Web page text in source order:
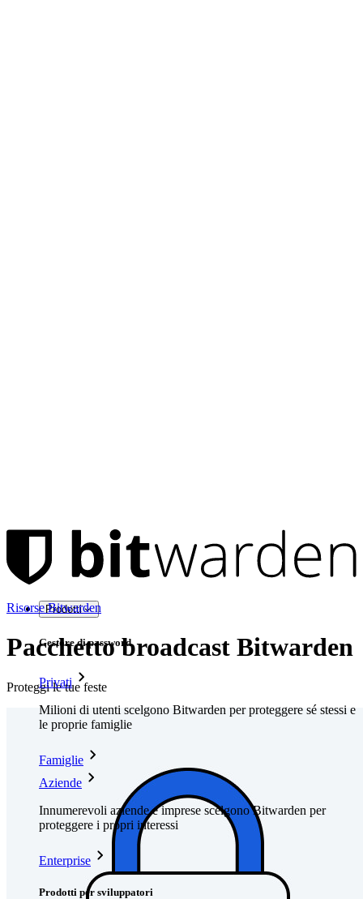
Prodotti
Gestore di password
Privati
Milioni di utenti scelgono Bitwarden per proteggere sé stessi e
le proprie famiglie
Famiglie
Aziende
Innumerevoli aziende e imprese scelgono Bitwarden per
proteggere i propri interessi
Enterprise
Prodotti per sviluppatori
Risorse Bitwarden
Pacchetto broadcast Bitwarden
Proteggi le tue feste